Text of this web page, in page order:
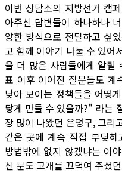
이번 상담소의 지방선거 캠
아주신 답변들이 하나하나
양한 방식으로 전달하고 싶
고 함께 이야기 나눌 수 있어
을 더 많은 사람들에게 알릴
표 이후 이어진 질문들도 계
낮아 보이는 정책들을 어떻
닿게 만들 수 있을까?" 라는
장 많이 나왔던 은평구, 그리
같은 곳에 계속 직접 부딪히
방법밖에 없지 않겠냐는 이
신 분도 고개를 끄덕여 주셨